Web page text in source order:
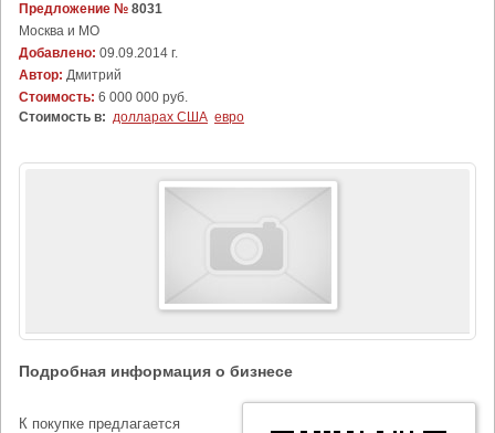
Предложение № 8031
Москва и МО
Добавлено: 09.09.2014 г.
Автор: Дмитрий
Стоимость: 6 000 000 руб.
Стоимость в: долларах США евро
Подробная информация о бизнесе
К покупке предлагается